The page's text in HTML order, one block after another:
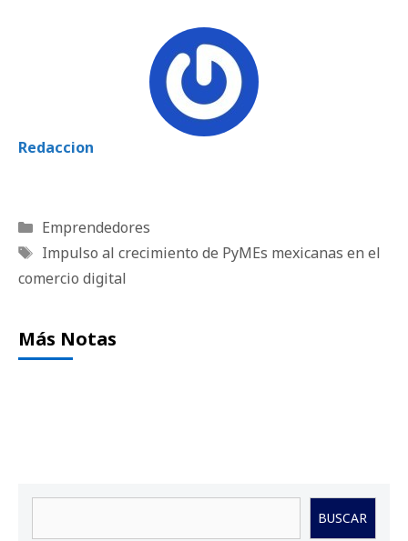
Redaccion
Categorías
Emprendedores
Etiquetas
Impulso al crecimiento de PyMEs mexicanas en el
comercio digital
Más Notas
BUSCAR